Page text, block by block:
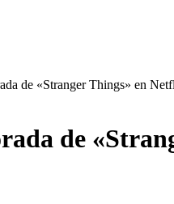
de «Stranger Things» en
de